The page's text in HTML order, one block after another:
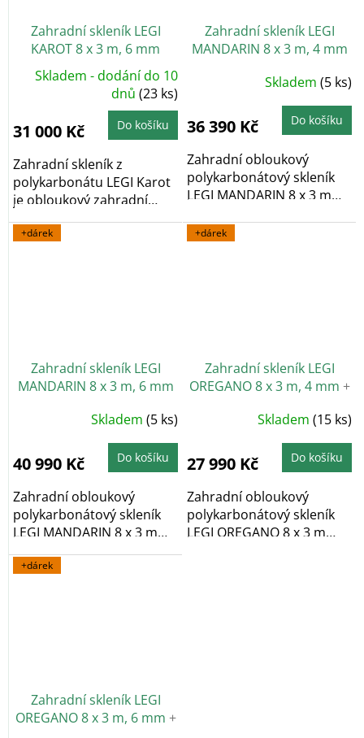
Zahradní skleník LEGI
KAROT 8 x 3 m, 6 mm
Skladem - dodání do 10
dnů (23 ks)
31 000 Kč Do košíku
Zahradní skleník z
polykarbonátu LEGI Karot
je obloukový zahradní
skleník, který díky...
Zahradní skleník LEGI
MANDARIN 8 x 3 m, 4 mm
v hodnotě 1152 Kč
ZDARMA
5,0
z
hvězdiček.
Skladem(5 ks)
36 390 Kč Do košíku
Zahradní obloukový
polykarbonátový skleník
LEGI MANDARIN 8 x 3 m
+dárek
Zahradní skleník LEGI
MANDARIN 8 x 3 m, 6 mm
v hodnotě 1152 Kč
ZDARMA
5,0
z
hvězdiček.
Skladem(5 ks)
40 990 Kč Do košíku
Zahradní obloukový
polykarbonátový skleník
LEGI MANDARIN 8 x 3 m
vyniká především...
+dárek
Zahradní skleník LEGI
OREGANO 8 x 3 m, 4 mm +
v hodnotě 1152 Kč
ZDARMA
Průměrné
hodnocení
5,0
z
hvězdiček.
Skladem(15 ks)
27 990 Kč Do košíku
Zahradní obloukový
polykarbonátový skleník
LEGI OREGANO 8 x 3 m
+dárek
Zahradní skleník LEGI
OREGANO 8 x 3 m, 6 mm +